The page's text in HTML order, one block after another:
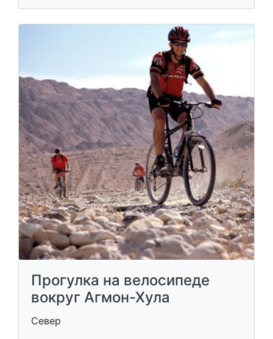
Прогулка на велосипеде
вокруг Агмон-Хула
Север